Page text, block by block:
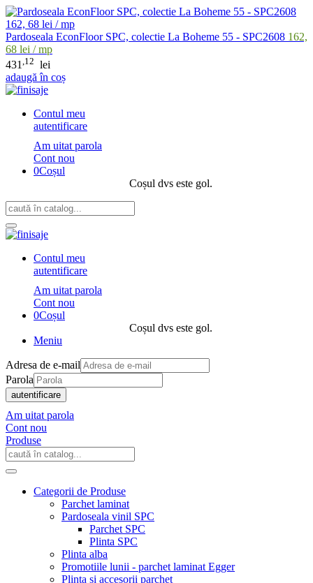
Pardoseala EconFloor SPC, colectie La Boheme 55 - SPC2608 162,
68 lei / mp
431 ,12 lei
adaugă în coș
Contul meu
autentificare
Am uitat parola
Cont nou
0Coșul
Coșul dvs este gol.
Contul meu
autentificare
Am uitat parola
Cont nou
0Coșul
Coșul dvs este gol.
Meniu
Adresa de e-mail
Parola
autentificare
Am uitat parola
Cont nou
Produse
Categorii de Produse
Parchet laminat
Pardoseala vinil SPC
Parchet SPC
Plinta SPC
Plinta alba
Promotiile lunii - parchet laminat Egger
Plinta si accesorii parchet